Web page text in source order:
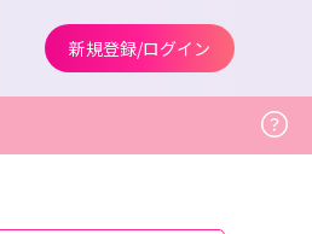
新規登録/ログイン